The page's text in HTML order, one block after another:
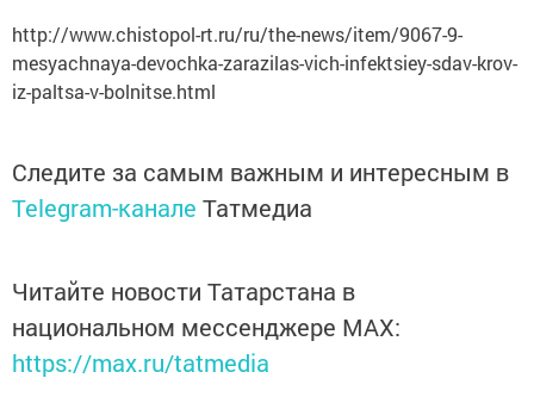
http://www.chistopol-rt.ru/ru/the-news/item/9067-9-
mesyachnaya-devochka-zarazilas-vich-infektsiey-sdav-krov-
iz-paltsa-v-bolnitse.html
Следите за самым важным и интересным в
Telegram-канале Татмедиа
Читайте новости Татарстана в
национальном мессенджере MАХ:
https://max.ru/tatmedia